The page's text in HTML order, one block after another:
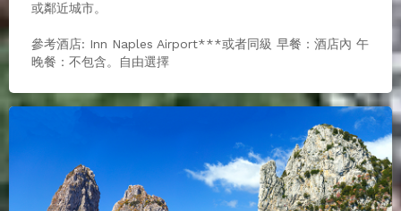
或鄰近城市。
參考酒店: Inn Naples Airport***或者同級 早餐：酒店內 午
晚餐：不包含。自由選擇